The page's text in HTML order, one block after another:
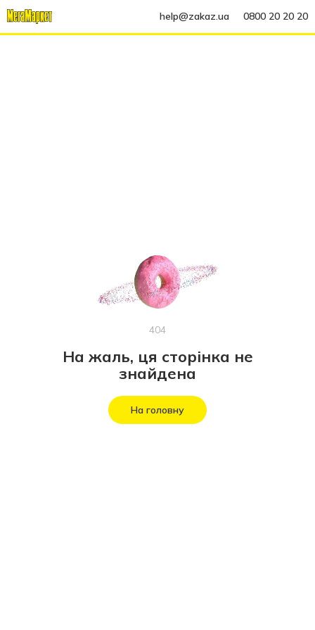
help@zakaz.ua 0800 20 20 20
404
На жаль, ця сторінка не
знайдена
На головну